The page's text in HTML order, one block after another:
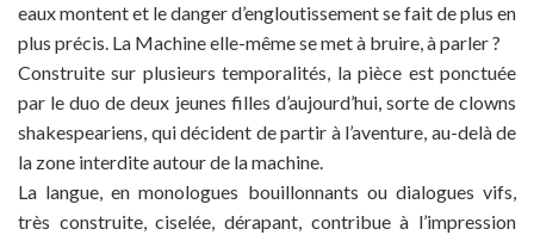
eaux montent et le danger d’engloutissement se fait de plus en
plus précis. La Machine elle-même se met à bruire, à parler ?
Construite sur plusieurs temporalités, la pièce est ponctuée
par le duo de deux jeunes filles d’aujourd’hui, sorte de clowns
shakespeariens, qui décident de partir à l’aventure, au-delà de
la zone interdite autour de la machine.
La langue, en monologues bouillonnants ou dialogues vifs,
très construite, ciselée, dérapant, contribue à l’impression